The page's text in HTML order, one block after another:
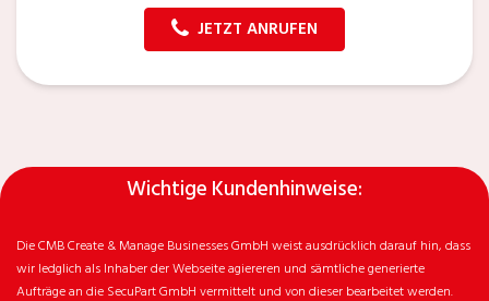
JETZT ANRUFEN
Wichtige Kundenhinweise:
Die CMB Create & Manage Businesses GmbH weist ausdrücklich darauf hin, dass
wir ledglich als Inhaber der Webseite agiereren und sämtliche generierte
Aufträge an die SecuPart GmbH vermittelt und von dieser bearbeitet werden.